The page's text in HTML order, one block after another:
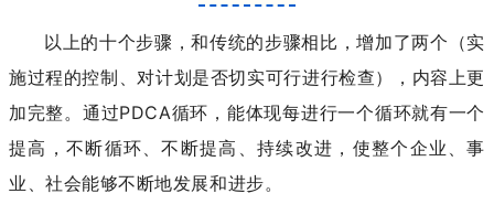
以上的十个步骤，和传统的步骤相比，增加了两个（实
施过程的控制、对计划是否切实可行进行检查），内容上更
加完整。通过PDCA循环，能体现每进行一个循环就有一个
提高，不断循环、不断提高、持续改进，使整个企业、事
业、社会能够不断地发展和进步。